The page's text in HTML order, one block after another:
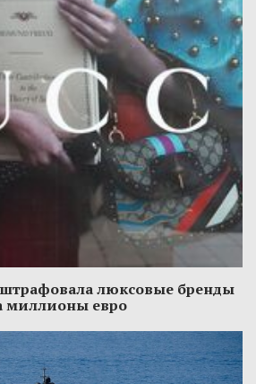
люксовые бренды
миллионы евро